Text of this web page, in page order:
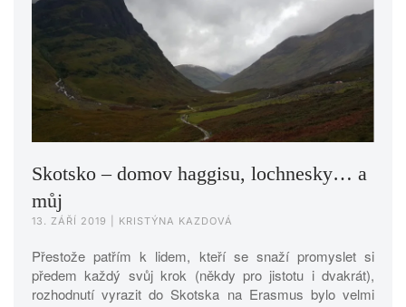
Skotsko – domov haggisu, lochnesky… a
můj
13. ZÁŘÍ 2019 | KRISTÝNA KAZDOVÁ
Přestože patřím k lidem, kteří se snaží promyslet si
předem každý svůj krok (někdy pro jistotu i dvakrát),
rozhodnutí vyrazit do Skotska na Erasmus bylo velmi